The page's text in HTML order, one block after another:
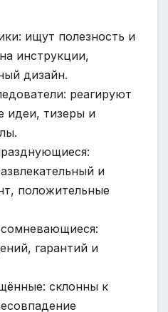
ищут полезность и
инструкции,
дизайн.
реагируют
идеи, тизеры и
и
положительные
гарантий и
склонны к